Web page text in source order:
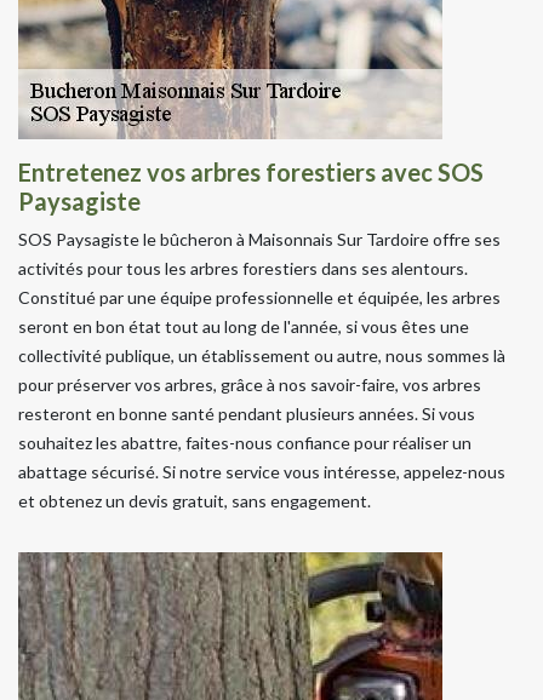
Entretenez vos arbres forestiers avec SOS
Paysagiste
SOS Paysagiste le bûcheron à Maisonnais Sur Tardoire offre ses
activités pour tous les arbres forestiers dans ses alentours.
Constitué par une équipe professionnelle et équipée, les arbres
seront en bon état tout au long de l'année, si vous êtes une
collectivité publique, un établissement ou autre, nous sommes là
pour préserver vos arbres, grâce à nos savoir-faire, vos arbres
resteront en bonne santé pendant plusieurs années. Si vous
souhaitez les abattre, faites-nous confiance pour réaliser un
abattage sécurisé. Si notre service vous intéresse, appelez-nous
et obtenez un devis gratuit, sans engagement.